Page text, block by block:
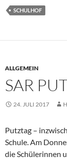
SCHULHOF
ALLGEMEIN
SAR
24. JULI 2017
Putztag –
Schule. Am
die Schülerinnen